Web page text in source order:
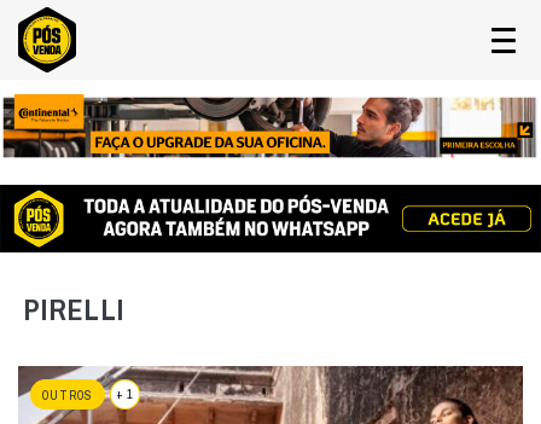
PIRELLI
OUTROS + 1